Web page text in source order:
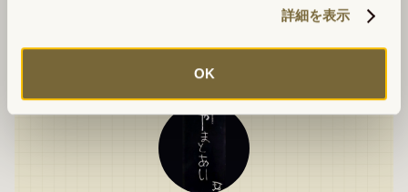
詳細を表示
OK